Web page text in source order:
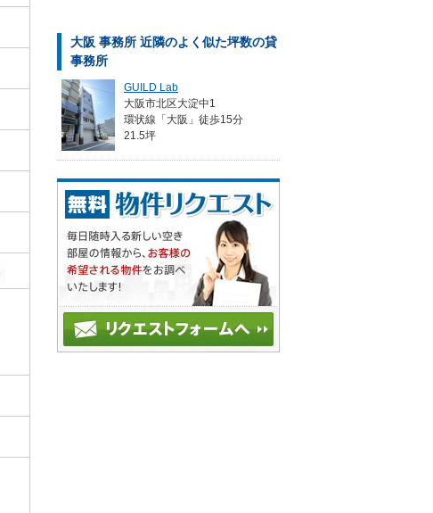
大阪 事務所 近隣のよく似た坪数の貸
事務所
GUILD Lab
大阪市北区大淀中1
環状線「大阪」徒歩15分
21.5坪